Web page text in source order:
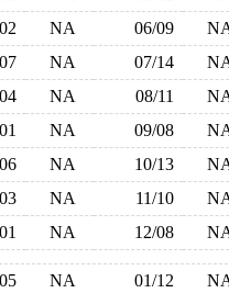
NA 06/09
NA 07/14
NA 08/11
NA 09/08
NA 10/13
NA 11/10
NA 12/08
NA 01/12